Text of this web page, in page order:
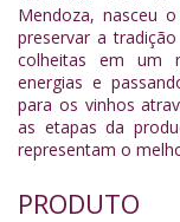
Mendoza, nasceu
preservar a
colheitas em um
energias e
para os vinhos
as etapas da
representam o
PRODUTO